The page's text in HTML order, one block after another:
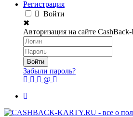
Регистрация
Войти
✖
Авторизация на сайте
Забыли пароль?
@